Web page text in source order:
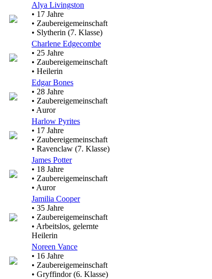
Alya Livingston
• 17 Jahre
• Zaubereigemeinschaft
• Slytherin (7. Klasse)
Charlene Edgecombe
• 25 Jahre
• Zaubereigemeinschaft
• Heilerin
Edgar Bones
• 28 Jahre
• Zaubereigemeinschaft
• Auror
Harlow Pyrites
• 17 Jahre
• Zaubereigemeinschaft
• Ravenclaw (7. Klasse)
James Potter
• 18 Jahre
• Zaubereigemeinschaft
• Auror
Jamilia Cooper
• 35 Jahre
• Zaubereigemeinschaft
• Arbeitslos, gelernte
Heilerin
Noreen Vance
• 16 Jahre
• Zaubereigemeinschaft
• Gryffindor (6. Klasse)